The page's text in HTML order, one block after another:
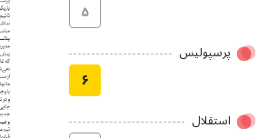
۵
پرسپولیس
۶
استقلال